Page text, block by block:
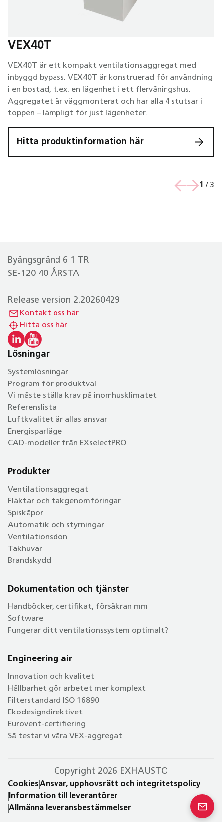
VEX40T
VEX40T är ett kompakt ventilationsaggregat med
inbyggd bypass. VEX40T är konstruerad för användning
i en bostad, t.ex. en lägenhet i ett flervåningshus.
Aggregatet är väggmonterat och har alla 4 stutsar i
toppen – lämpligt för just lägenheter.
Hitta produktinformation här
1 / 3
Byängsgränd 6 1 TR
SE-120 40 ÅRSTA
Release version 2.20260429
Kontakt oss här
Hitta oss här
Lösningar
Systemlösningar
Program för produktval
Vi måste ställa krav på inomhusklimatet
Referenslista
Luftkvalitet är allas ansvar
Energisparläge
CAD-modeller från EXselectPRO
Produkter
Ventilationsaggregat
Fläktar och takgenomföringar
Spiskåpor
Automatik och styrningar
Ventilationsdon
Takhuvar
Brandskydd
Dokumentation och tjänster
Handböcker, certifikat, försäkran mm
Software
Fungerar ditt ventilationssystem optimalt?
Engineering air
Innovation och kvalitet
Hållbarhet gör arbetet mer komplext
Filterstandard ISO 16890
Ekodesigndirektivet
Eurovent-certifiering
Så testar vi våra VEX-aggregat
Copyright 2026 EXHAUSTO
CookiesAnsvar, upphovsrätt och integritetspolicy
Information till leverantörer
Allmänna leveransbestämmelser